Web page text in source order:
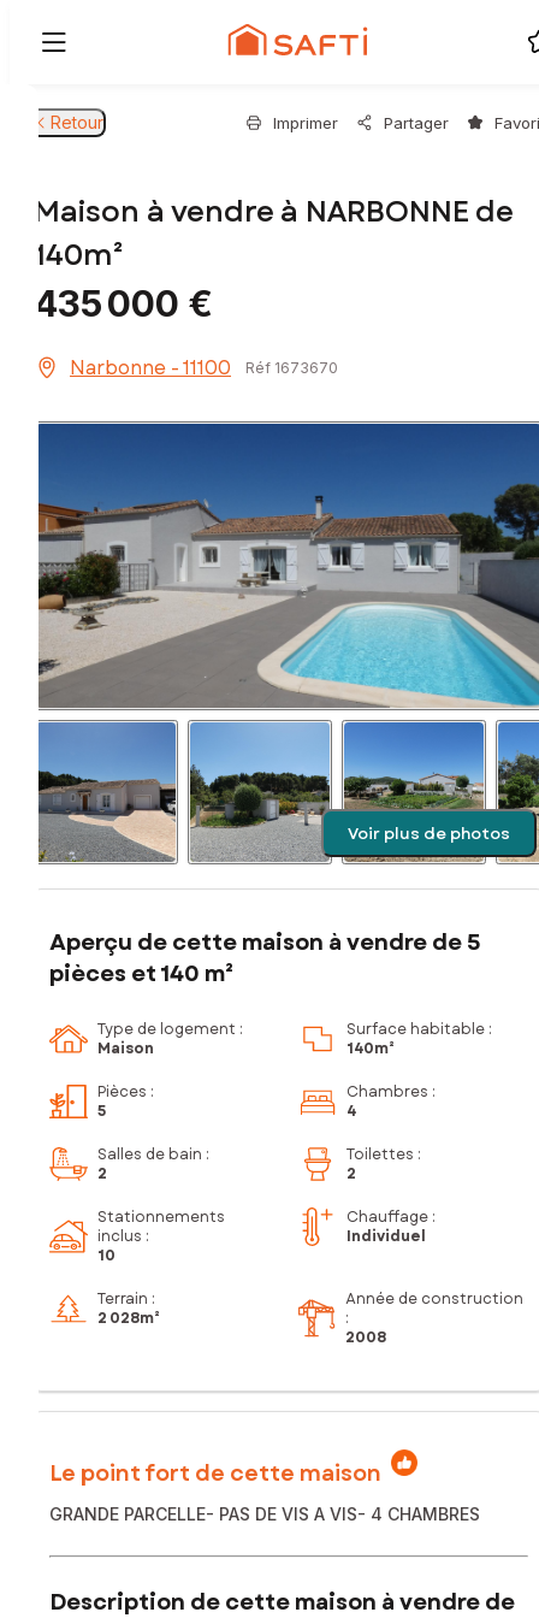
Retour Imprimer Partager
Maison à vendre à NARBONNE de
140m²
435 000 €
Narbonne - 11100 Réf 1673670
Voir plus de photos
Aperçu de cette maison à vendre de 5
pièces et 140 m²
Type de logement :
Maison
Surface habitable :
140m²
Pièces :
5
Chambres :
4
Salles de bain :
2
Toilettes :
2
Stationnements
inclus :
10
Chauffage :
Individuel
Terrain :
2 028m²
Année de construction
:
2008
Le point fort de cette maison
GRANDE PARCELLE- PAS DE VIS A VIS- 4 CHAMBRES
Description de cette maison à vendre de